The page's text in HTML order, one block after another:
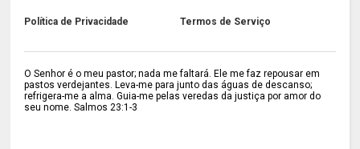
Política de Privacidade Termos de Serviço
O Senhor é o meu pastor; nada me faltará. Ele me faz repousar em
pastos verdejantes. Leva-me para junto das águas de descanso;
refrigera-me a alma. Guia-me pelas veredas da justiça por amor do
seu nome. Salmos 23:1-3